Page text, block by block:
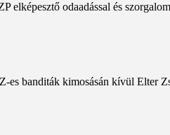
odaadással és
banditák kimosásán kívül Elter